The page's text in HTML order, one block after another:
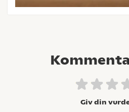
Giv din